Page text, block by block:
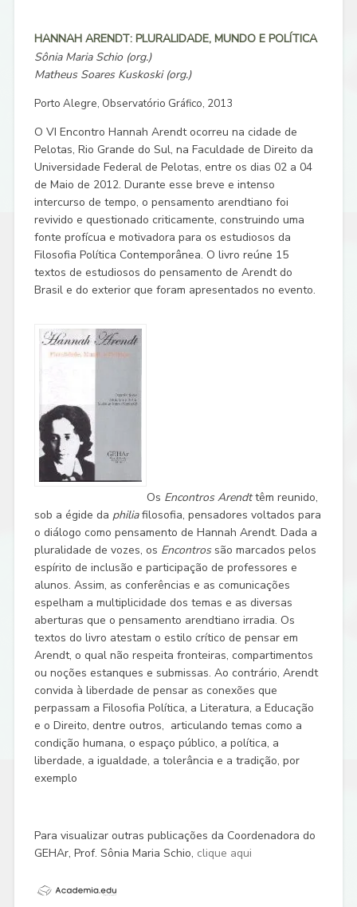
HANNAH ARENDT: PLURALIDADE, MUNDO E POLÍTICA
Sônia Maria Schio (org.)
Matheus Soares Kuskoski (org.)
Porto Alegre, Observatório Gráfico, 2013
O VI Encontro Hannah Arendt ocorreu na cidade de
Pelotas, Rio Grande do Sul, na Faculdade de Direito da
Universidade Federal de Pelotas, entre os dias 02 a 04
de Maio de 2012. Durante esse breve e intenso
intercurso de tempo, o pensamento arendtiano foi
revivido e questionado criticamente, construindo uma
fonte profícua e motivadora para os estudiosos da
Filosofia Política Contemporânea. O livro reúne 15
textos de estudiosos do pensamento de Arendt do
Brasil e do exterior que foram apresentados no evento.
Os Encontros Arendttêm reunido,
sob a égide da philiafilosofia, pensadores voltados para
o diálogo como pensamento de Hannah Arendt. Dada a
pluralidade de vozes, os Encontrossão marcados pelos
espírito de inclusão e participação de professores e
alunos. Assim, as conferências e as comunicações
espelham a multiplicidade dos temas e as diversas
aberturas que o pensamento arendtiano irradia. Os
textos do livro atestam o estilo crítico de pensar em
Arendt, o qual não respeita fronteiras, compartimentos
ou noções estanques e submissas. Ao contrário, Arendt
convida à liberdade de pensar as conexões que
perpassam a Filosofia Política, a Literatura, a Educação
e o Direito, dentre outros, articulando temas como a
condição humana, o espaço público, a política, a
liberdade, a igualdade, a tolerância e a tradição, por
exemplo
Para visualizar outras publicações da Coordenadora do
GEHAr, Prof. Sônia Maria Schio, clique aqui